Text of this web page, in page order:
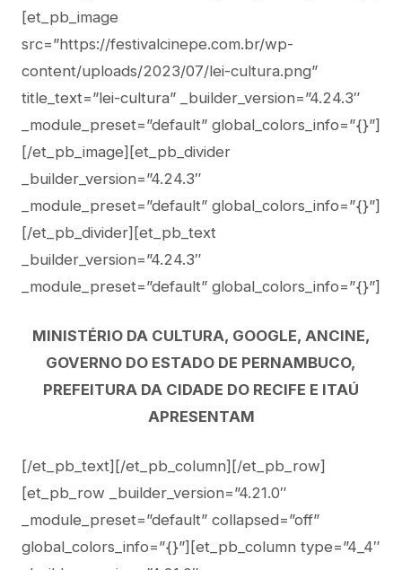
[et_pb_image
src=”https://festivalcinepe.com.br/wp-
content/uploads/2023/07/lei-cultura.png”
title_text=”lei-cultura” _builder_version=”4.24.3″
_module_preset=”default” global_colors_info=”{}”]
[/et_pb_image][et_pb_divider
_builder_version=”4.24.3″
_module_preset=”default” global_colors_info=”{}”]
[/et_pb_divider][et_pb_text
_builder_version=”4.24.3″
_module_preset=”default” global_colors_info=”{}”]
MINISTÉRIO DA CULTURA, GOOGLE, ANCINE,
GOVERNO DO ESTADO DE PERNAMBUCO,
PREFEITURA DA CIDADE DO RECIFE E ITAÚ
APRESENTAM
[/et_pb_text][/et_pb_column][/et_pb_row]
[et_pb_row _builder_version=”4.21.0″
_module_preset=”default” collapsed=”off”
global_colors_info=”{}”][et_pb_column type=”4_4″